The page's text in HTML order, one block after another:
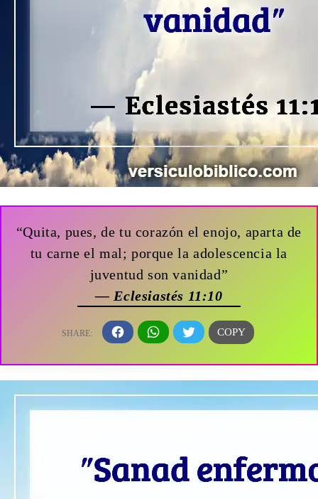
“Quita, pues, de tu corazón el enojo, aparta de
tu carne el mal; porque la adolescencia la
juventud son vanidad”
— Eclesiastés 11:10